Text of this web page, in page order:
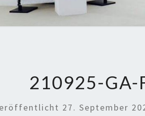
210925-GA-
27. September